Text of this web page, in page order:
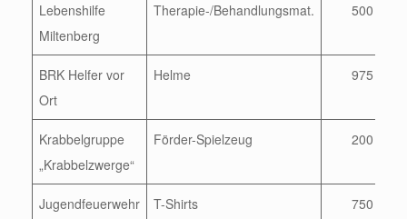
Lebenshilfe
Miltenberg
Therapie-/Behandlungsmat. 500
BRK Helfer vor
Ort
Helme 975
Krabbelgruppe
„Krabbelzwerge“
Förder-Spielzeug 200
Jugendfeuerwehr
T-Shirts 750